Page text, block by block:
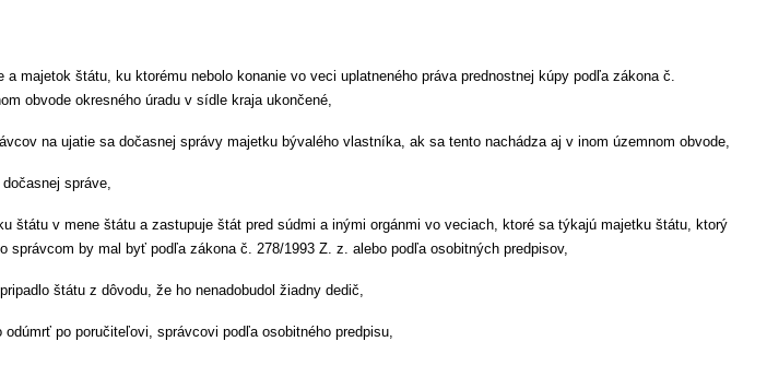
majetok štátu, ku ktorému nebolo konanie vo veci uplatneného práva prednostnej kúpy podľa zákona č.
obvode okresného úradu v sídle kraja ukončené,
na ujatie sa dočasnej správy majetku bývalého vlastníka, ak sa tento nachádza aj v inom územnom obvode,
správe,
štátu v mene štátu a zastupuje štát pred súdmi a inými orgánmi vo veciach, ktoré sa týkajú majetku štátu, ktorý
správcom by mal byť podľa zákona č. 278/1993 Z. z. alebo podľa osobitných predpisov,
štátu z dôvodu, že ho nenadobudol žiadny dedič,
po poručiteľovi, správcovi podľa osobitného predpisu,